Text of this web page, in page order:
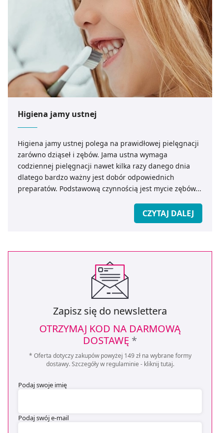
Higiena jamy ustnej
Higiena jamy ustnej polega na prawidłowej pielęgnacji
zarówno dziąseł i zębów. Jama ustna wymaga
codziennej pielęgnacji nawet kilka razy danego dnia
dlatego bardzo ważny jest dobór odpowiednich
preparatów. Podstawową czynnością jest mycie zębów...
CZYTAJ DALEJ
Zapisz się do newslettera
OTRZYMAJ KOD NA DARMOWĄ
DOSTAWĘ *
* Oferta dotyczy zakupów powyżej 149 zł na wybrane formy
dostawy. Szczegóły w regulaminie - kliknij tutaj.
Podaj swoje imię
Podaj swój e-mail